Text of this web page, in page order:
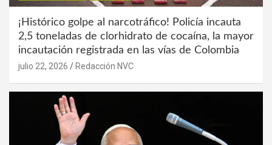
¡Histórico golpe al narcotráfico! Policía incauta
2,5 toneladas de clorhidrato de cocaína, la mayor
incautación registrada en las vías de Colombia
julio 22, 2026 Redacción NVC